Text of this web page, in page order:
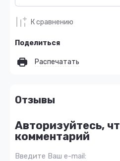
К сравнению
Поделиться
Распечатать
Отзывы
Авторизуйтесь,
комментарий
Введите Ваш e-mail: